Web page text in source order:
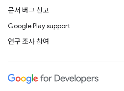
문서 버그 신고
Google Play support
연구 조사 참여